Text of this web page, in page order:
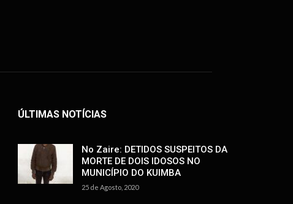
ÚLTIMAS NOTÍCIAS
No Zaire: DETIDOS SUSPEITOS DA
MORTE DE DOIS IDOSOS NO
MUNICÍPIO DO KUIMBA
25 de Agosto, 2020